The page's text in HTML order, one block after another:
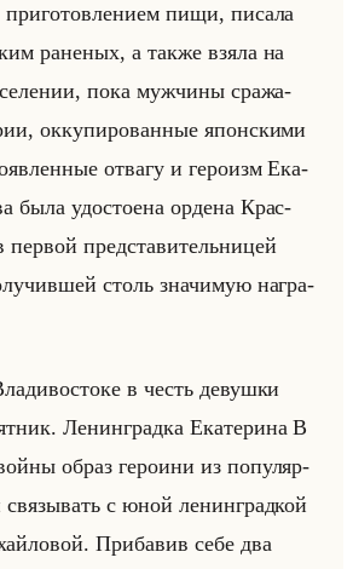
при­го­тов­ле­ни­ем пищи, пи­са­ла
ра­не­ных, а также взяла на
пока муж­чи­ны сра­жа­
ок­ку­пи­ро­ван­ные япон­ски­ми
от­ва­гу и ге­ро­изм Ека­
была удо­сто­ена ор­де­на Крас­
пер­вой пред­ста­ви­тельни­цей
столь зна­чи­мую на­гра­
в честь де­вуш­ки
Ле­нин­град­ка Ека­те­ри­на В
образ ге­ро­ини из по­пу­ляр­
с юной ле­нин­град­кой
При­ба­вив себе два